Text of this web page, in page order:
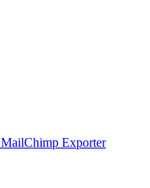
MailChimp Exporter